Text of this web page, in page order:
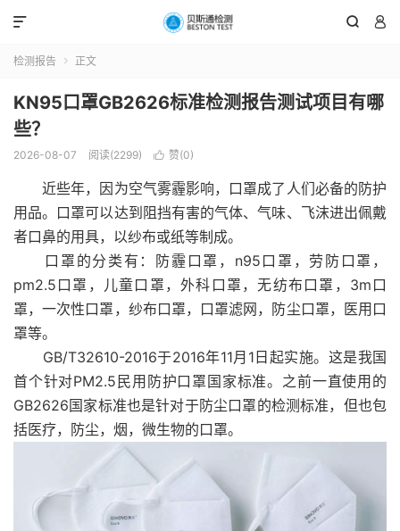
 

检测报告  正文
KN95口罩GB2626标准检测报告测试项目有哪
些？
2026-08-07 阅读(2299)  赞(0)
近些年，因为空气雾霾影响，口罩成了人们必备的防护
用品。口罩可以达到阻挡有害的气体、气味、飞沫进出佩戴
者口鼻的用具，以纱布或纸等制成。
口罩的分类有：防霾口罩，n95口罩，劳防口罩，
pm2.5口罩，儿童口罩，外科口罩，无纺布口罩，3m口
罩，一次性口罩，纱布口罩，口罩滤网，防尘口罩，医用口
罩等。
GB/T32610-2016于2016年11月1日起实施。这是我国
首个针对PM2.5民用防护口罩国家标准。之前一直使用的
GB2626国家标准也是针对于防尘口罩的检测标准，但也包
括医疗，防尘，烟，微生物的口罩。